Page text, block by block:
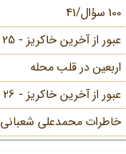
100 سؤال/41
عبور از آخرین خاکریز - 25
اربعین در قلب محله
عبور از آخرین خاکریز - 26
خاطرات محمد‌علی شعبانی